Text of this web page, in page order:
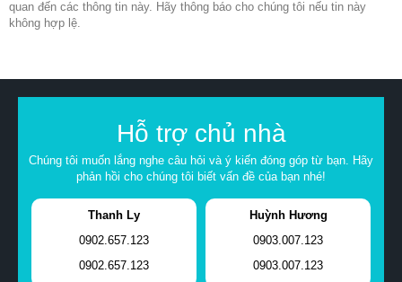
quan đến các thông tin này. Hãy thông báo cho chúng tôi nếu tin này
không hợp lệ.
Hỗ trợ chủ nhà
Chúng tôi muốn lắng nghe câu hỏi và ý kiến đóng góp từ bạn. Hãy
phản hồi cho chúng tôi biết vấn đề của bạn nhé!
Thanh Ly
0902.657.123
0902.657.123
Huỳnh Hương
0903.007.123
0903.007.123